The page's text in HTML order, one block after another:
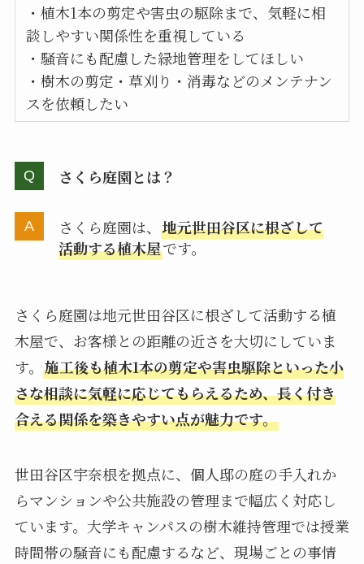
・植木1本の剪定や害虫の駆除まで、気軽に相
談しやすい関係性を重視している
・騒音にも配慮した緑地管理をしてほしい
・樹木の剪定・草刈り・消毒などのメンテナン
スを依頼したい
さくら庭園とは？
さくら庭園は、 地元世田谷区に根ざして
活動する植木屋です。
さくら庭園は地元世田谷区に根ざして活動する植
木屋で、お客様との距離の近さを大切にしていま
す。 施工後も植木1本の剪定や害虫駆除といった小
さな相談に気軽に応じてもらえるため、長く付き
合える関係を築きやすい点が魅力です。
世田谷区宇奈根を拠点に、個人邸の庭の手入れか
らマンションや公共施設の管理まで幅広く対応し
ています。大学キャンパスの樹木維持管理では授業
時間帯の騒音にも配慮するなど、現場ごとの事情